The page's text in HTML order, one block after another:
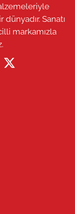
dünyadır. Sanatı
markamızla